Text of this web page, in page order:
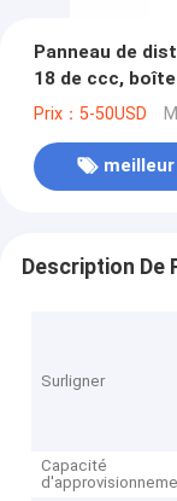
Panneau de
18 de ccc,
transparente
Prix：5-50USD
Description De
Surligner
Capacité